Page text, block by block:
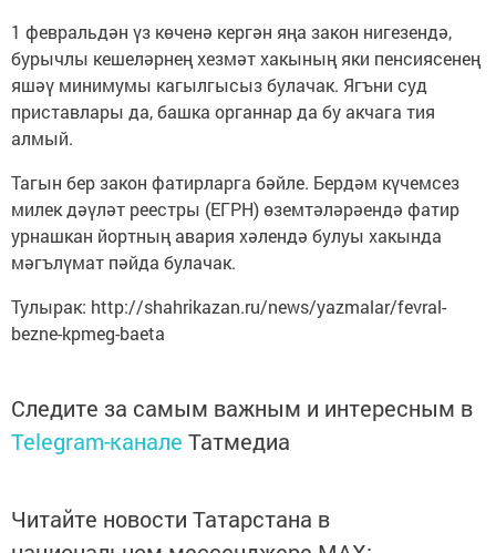
1 февральдән үз көченә кергән яңа закон нигезендә,
бурычлы кешеләрнең хезмәт хакының яки пенсиясенең
яшәү минимумы кагылгысыз булачак. Ягъни суд
приставлары да, башка органнар да бу акчага тия
алмый.
Тагын бер закон фатирларга бәйле. Бердәм күчемсез
милек дәүләт реестры (ЕГРН) өземтәләрәендә фатир
урнашкан йортның авария хәлендә булуы хакында
мәгълүмат пәйда булачак.
Тулырак: http://shahrikazan.ru/news/yazmalar/fevral-
bezne-kpmeg-baeta
Следите за самым важным и интересным в
Telegram-канале Татмедиа
Читайте новости Татарстана в